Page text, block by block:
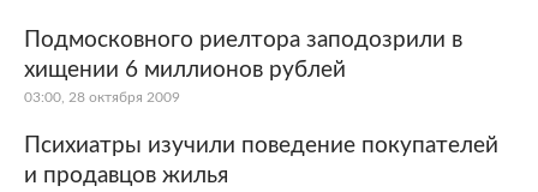
Подмосковного риелтора заподозрили в
хищении 6 миллионов рублей
03:00, 28 октября 2009
Психиатры изучили поведение покупателей
и продавцов жилья